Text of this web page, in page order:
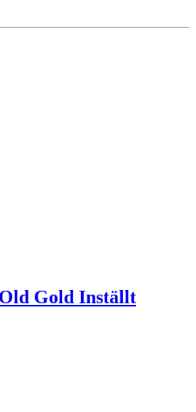
Gold Inställt